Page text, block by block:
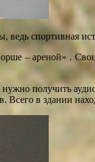
спортивная
– ареной» .
получить
в здании